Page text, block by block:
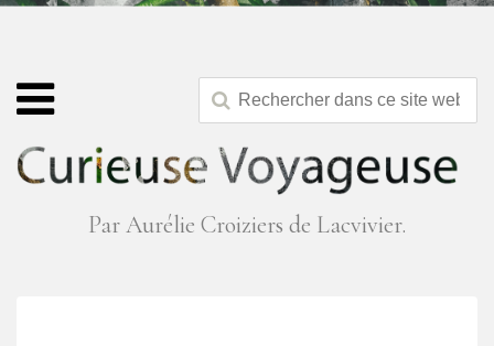
Par Aurélie Croiziers de Lacvivier.